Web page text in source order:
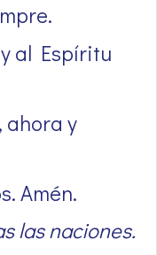
al Espíritu
ahora y
Amén.
las naciones.